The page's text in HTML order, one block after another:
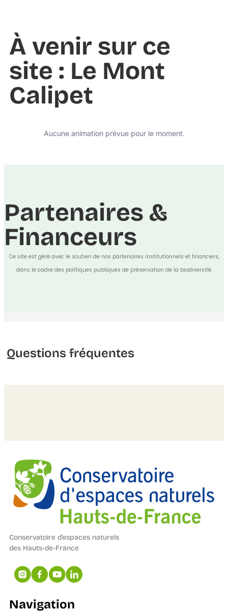
À venir sur ce
site : Le Mont
Calipet
Aucune animation prévue pour le moment.
Partenaires &
Financeurs
Ce site est géré avec le soutien de nos partenaires institutionnels et financiers,
dans le cadre des politiques publiques de préservation de la biodiversité.
Questions fréquentes
Conservatoire d’espaces naturels
des Hauts-de-France
Navigation